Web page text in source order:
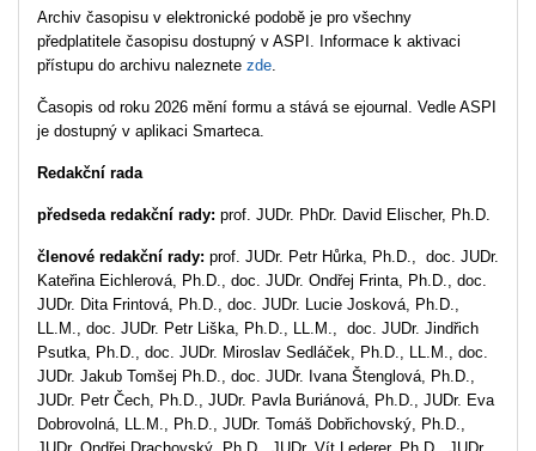
Archiv časopisu v elektronické podobě je pro všechny
předplatitele časopisu dostupný v ASPI. Informace k aktivaci
přístupu do archivu naleznete zde
Časopis od roku 2026 mění formu a stává se ejournal. Vedle ASPI
je dostupný v aplikaci Smarteca.
Redakční rada
předseda redakční rady: prof. JUDr. PhDr. David Elischer, Ph.D.
členové redakční rady: prof. JUDr. Petr Hůrka, Ph.D., doc. JUDr.
Kateřina Eichlerová, Ph.D., doc. JUDr. Ondřej Frinta, Ph.D., doc.
JUDr. Dita Frintová, Ph.D., doc. JUDr. Lucie Josková, Ph.D.,
LL.M., doc. JUDr. Petr Liška, Ph.D., LL.M., doc. JUDr. Jindřich
Psutka, Ph.D., doc. JUDr. Miroslav Sedláček, Ph.D., LL.M., doc.
JUDr. Jakub Tomšej Ph.D., doc. JUDr. Ivana Štenglová, Ph.D.,
JUDr. Petr Čech, Ph.D., JUDr. Pavla Buriánová, Ph.D., JUDr. Eva
Dobrovolná, LL.M., Ph.D., JUDr. Tomáš Dobřichovský, Ph.D.,